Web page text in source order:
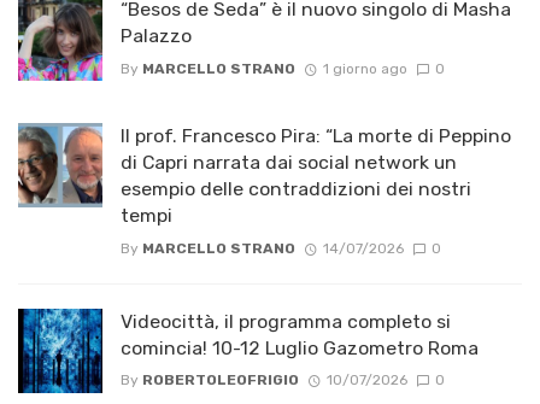
“Besos de Seda” è il nuovo singolo di Masha
Palazzo
By MARCELLO STRANO 1 giorno ago 0
Il prof. Francesco Pira: “La morte di Peppino
di Capri narrata dai social network un
esempio delle contraddizioni dei nostri
tempi
By MARCELLO STRANO 14/07/2026 0
Videocittà, il programma completo si
comincia! 10-12 Luglio Gazometro Roma
By ROBERTOLEOFRIGIO 10/07/2026 0